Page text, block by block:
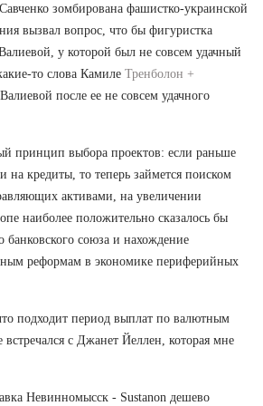
зомбирована фашистко-украинской
вызвал вопрос, что бы фигуристка
у которой был не совсем удачный
то слова Камиле Тренболон +
Валиевой после ее не совсем удачного
принцип выбора проектов: если раньше
на кредиты, то теперь займется поиском
активами, на увеличении
наиболее положительно сказалось бы
банковского союза и нахождение
реформам в экономике периферийных
подходит период выплат по валютным
встречался с Джанет Йеллен, которая мне
Невинномысск - Sustanon дешево